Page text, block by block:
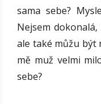
sama sebe?
Nejsem
ale také můžu být
mě muž velmi
sebe?